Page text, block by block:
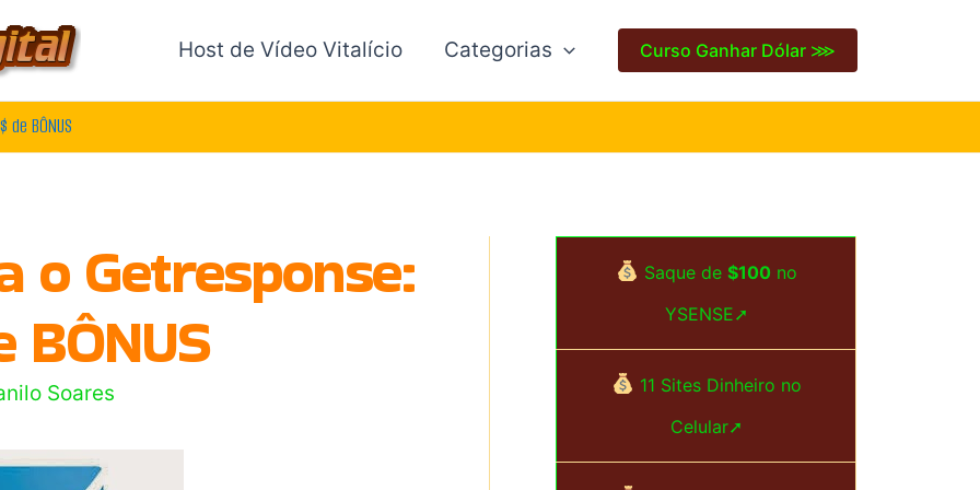
Host de Vídeo Vitalício Categorias Curso Ganhar Dólar ⋙
BÔNUS
o Getresponse:
BÔNUS
Soares
Saque de $100no
YSENSE➚
11 Sites Dinheiro no
Celular➚